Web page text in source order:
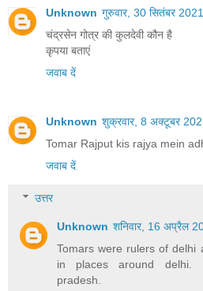
Unknown गुरुवार, 30 सितंबर
चंद्रसेन गोत्र की कुलदेवी कौन है
कृपया बताएं
जवाब दें
Unknown शुक्रवार, 8 अक्टूबर
Tomar Rajput kis rajya mein
जवाब दें
उत्तर
Unknown शनिवार, 16 अप्रैल
Tomars were rulers of delhi
in places around delhi.
pradesh.